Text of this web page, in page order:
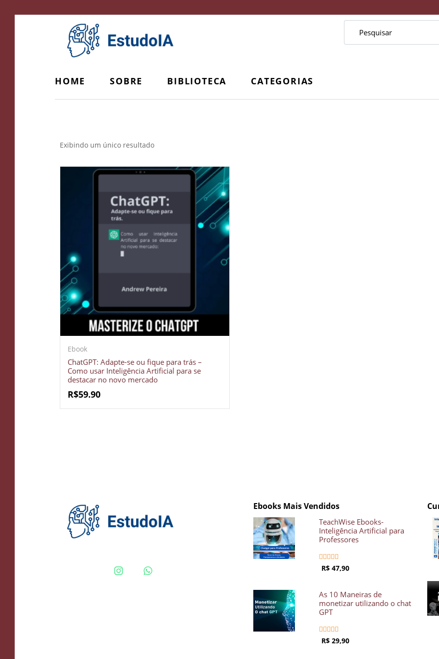
HOME SOBRE BIBLIOTECA CATEGORIAS
Exibindo um único resultado
Ebook
ChatGPT: Adapte-se ou fique para trás –
Como usar Inteligência Artificial para se
destacar no novo mercado
R$59.90
Ebooks Mais Vendidos
TeachWise Ebooks-
Inteligência Artificial para
Professores
    
R$ 47,90
As 10 Maneiras de
monetizar utilizando o chat
GPT
    
R$ 29,90